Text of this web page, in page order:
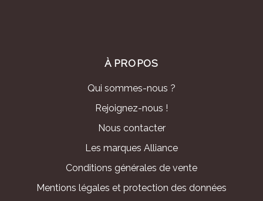
À PROPOS
Qui sommes-nous ?
Rejoignez-nous !
Nous contacter
Les marques Alliance
Conditions générales de vente
Mentions légales et protection des données